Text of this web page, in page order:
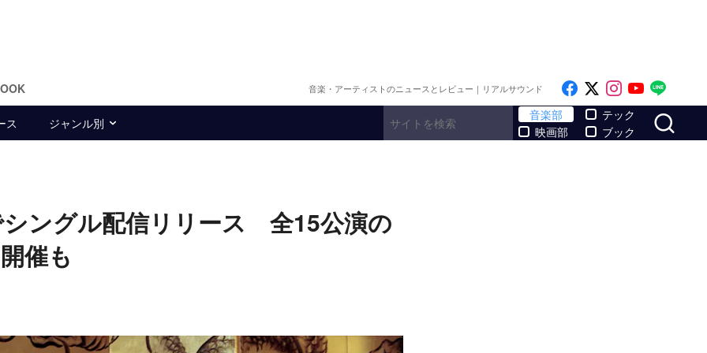
音楽・アーティストのニュースとレビュー｜リアルサウンド Like on Facebook
Follow on x
Follow on
Follow
ス ジャンル別
音楽部
映画部
テック
ブック
ングル配信リリース 全15公演の
催も